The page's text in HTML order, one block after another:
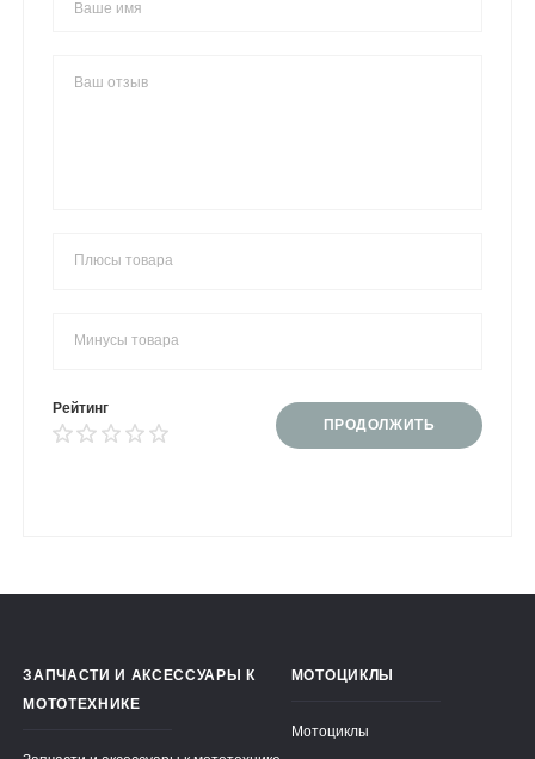
Рейтинг
ПРОДОЛЖИТЬ
ЗАПЧАСТИ И АКСЕССУАРЫ К
МОТОТЕХНИКЕ
МОТОЦИКЛЫ
Мотоциклы